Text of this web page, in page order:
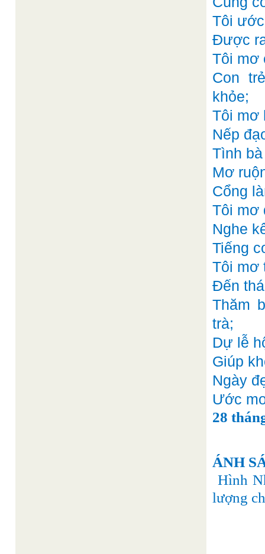
Tôi
Được
Tôi mơ
Con
khỏe;
Tôi mơ
Nếp
Tình
Mơ
Cổng
Tôi mơ
Nghe
Tiếng
Tôi mơ
Đến
Thăm
trà;
Dự lễ
Giúp
Ngày
Ước
28
ÁNH
Hình
lượng